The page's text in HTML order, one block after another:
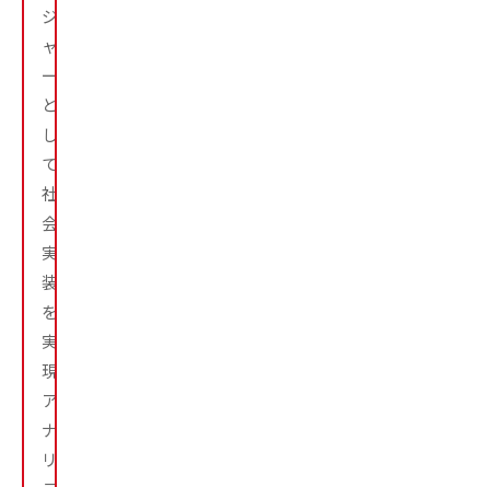
ジ
ャ
ー
と
し
て
社
会
実
装
を
実
現。
ア
ナ
リ